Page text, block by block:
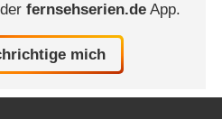
fernsehserien.deApp.
mich